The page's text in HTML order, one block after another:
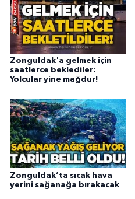
Zonguldak'a gelmek için
saatlerce beklediler:
Yolcular yine mağdur!
Zonguldak’ta sıcak hava
yerini sağanağa bırakacak